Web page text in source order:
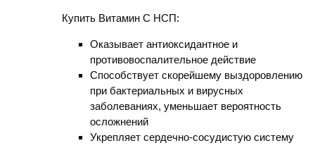
Купить Витамин С НСП:
Оказывает антиоксидантное и
противовоспалительное действие
Способствует скорейшему выздоровлению
при бактериальных и вирусных
заболеваниях, уменьшает вероятность
осложнений
Укрепляет сердечно-сосудистую систему